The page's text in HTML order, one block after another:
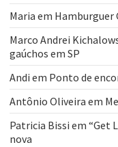
Maria em Hamburguer
Marco Andrei
gaúchos em SP
Andi em Ponto de
Antônio Oliveira em
Patricia Bissi em “Get
nova